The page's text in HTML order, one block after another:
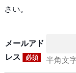
さい。
メールアド
レス
必須 半角文